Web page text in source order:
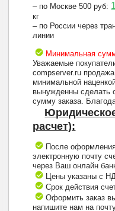
– по Москве 500 руб:
кг
– по России через
линии
Минимальная
Уважаемые
compserver.ru
минимальной
вынужденны сделать
сумму заказа.
расчет):
После
электронную почту
через Ваш онлайн
Цены указаны с
Срок действия
Оформить заказ
напишите нам на